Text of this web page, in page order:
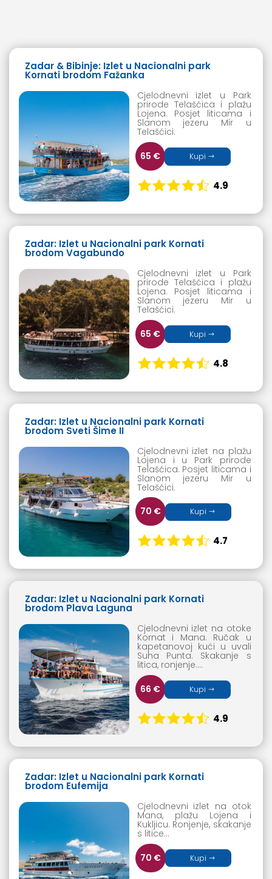
Zadar & Bibinje: Izlet u Nacionalni park
Kornati brodom Fažanka
Cjelodnevni izlet u Park
prirode Telašćica i plažu
Lojena. Posjet liticama i
Slanom jezeru Mir u
Telašćici.
65 €
Kupi
4.9
Zadar:Izlet u Nacionalni park Kornati
brodom Vagabundo
Cjelodnevni izlet u Park
prirode Telašćica i plažu
Lojena. Posjet liticama i
Slanom jezeru Mir u
Telašćici.
65 €
Kupi
4.8
Zadar: Izlet u Nacionalni park Kornati
brodom Sveti Šime II
Cjelodnevni izlet na plažu
Lojena i u Park prirode
Telašćica. Posjet liticama i
Slanom jezeru Mir u
Telašćici.
70 €
Kupi
4.7
Zadar: Izlet u Nacionalni park Kornati
brodom Plava Laguna
Cjelodnevni izlet na otoke
Kornat i Mana. Ručak u
kapetanovoj kući u uvali
Suha Punta. Skakanje s
litica, ronjenje….
66 €
Kupi
4.9
Zadar: Izlet u Nacionalni park Kornati
brodom Eufemija
Cjelodnevni izlet na otok
Mana, plažu Lojena i
Kukljicu. Ronjenje, skakanje
s litice…
70 €
Kupi